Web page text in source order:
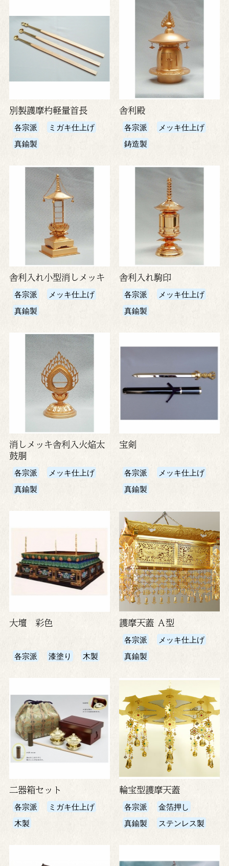
別製護摩杓軽量首長
各宗派
ミガキ仕上げ
真鍮製
舎利殿
各宗派
メッキ仕上げ
鋳造製
舎利入れ小型消しメッキ
各宗派
メッキ仕上げ
真鍮製
舎利入れ駒印
各宗派
メッキ仕上げ
真鍮製
消しメッキ舎利入火焔太
鼓胴
各宗派
メッキ仕上げ
真鍮製
宝剣
各宗派
メッキ仕上げ
真鍮製
大壇 彩色
各宗派 漆塗り 木製
護摩天蓋 Ａ型
各宗派
メッキ仕上げ
真鍮製
二器箱セット
各宗派
ミガキ仕上げ
木製
輪宝型護摩天蓋
各宗派
金箔押し
真鍮製
ステンレス製